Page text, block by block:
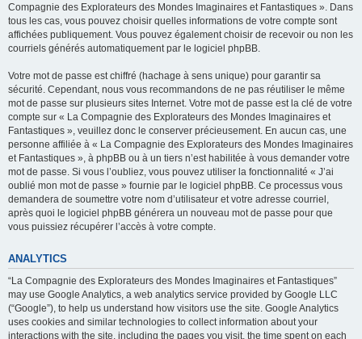
Compagnie des Explorateurs des Mondes Imaginaires et Fantastiques ». Dans
tous les cas, vous pouvez choisir quelles informations de votre compte sont
affichées publiquement. Vous pouvez également choisir de recevoir ou non les
courriels générés automatiquement par le logiciel phpBB.
Votre mot de passe est chiffré (hachage à sens unique) pour garantir sa
sécurité. Cependant, nous vous recommandons de ne pas réutiliser le même
mot de passe sur plusieurs sites Internet. Votre mot de passe est la clé de votre
compte sur « La Compagnie des Explorateurs des Mondes Imaginaires et
Fantastiques », veuillez donc le conserver précieusement. En aucun cas, une
personne affiliée à « La Compagnie des Explorateurs des Mondes Imaginaires
et Fantastiques », à phpBB ou à un tiers n’est habilitée à vous demander votre
mot de passe. Si vous l’oubliez, vous pouvez utiliser la fonctionnalité « J’ai
oublié mon mot de passe » fournie par le logiciel phpBB. Ce processus vous
demandera de soumettre votre nom d’utilisateur et votre adresse courriel,
après quoi le logiciel phpBB générera un nouveau mot de passe pour que
vous puissiez récupérer l’accès à votre compte.
ANALYTICS
“La Compagnie des Explorateurs des Mondes Imaginaires et Fantastiques”
may use Google Analytics, a web analytics service provided by Google LLC
(“Google”), to help us understand how visitors use the site. Google Analytics
uses cookies and similar technologies to collect information about your
interactions with the site, including the pages you visit, the time spent on each